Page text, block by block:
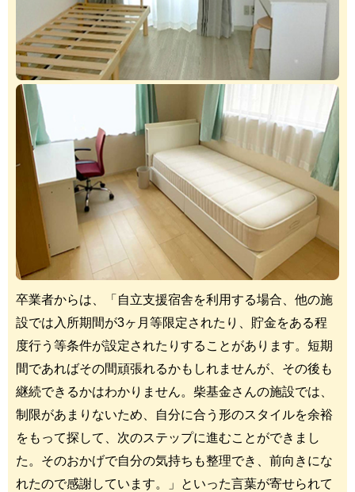
卒業者からは、「自立支援宿舎を利用する場合、他の施
設では入所期間が3ヶ月等限定されたり、貯金をある程
度行う等条件が設定されたりすることがあります。短期
間であればその間頑張れるかもしれませんが、その後も
継続できるかはわかりません。柴基金さんの施設では、
制限があまりないため、自分に合う形のスタイルを余裕
をもって探して、次のステップに進むことができまし
た。そのおかげで自分の気持ちも整理でき、前向きにな
れたので感謝しています。」といった言葉が寄せられて